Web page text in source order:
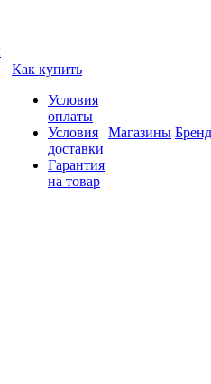
Как купить
Условия
оплаты
Условия
доставки
Гарантия
на товар
Магазины